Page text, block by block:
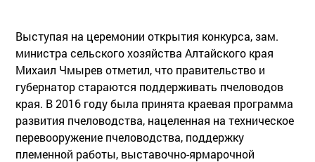
Выступая на церемонии открытия конкурса, зам.
министра сельского хозяйства Алтайского края
Михаил Чмырев отметил, что правительство и
губернатор стараются поддерживать пчеловодов
края. В 2016 году была принята краевая программа
развития пчеловодства, нацеленная на техническое
перевооружение пчеловодства, поддержку
племенной работы, выставочно-ярмарочной